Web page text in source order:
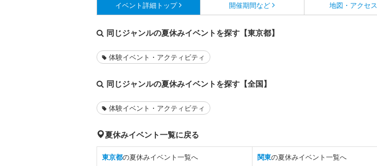
イベント詳細 トップ 開催期間など 地図・アクセス
同じジャンルの夏休みイベントを探す【東京都】
体験イベント・アクティビティ
同じジャンルの夏休みイベントを探す【全国】
体験イベント・アクティビティ
夏休みイベント一覧に戻る
東京都の夏休みイベント一覧へ 関東の夏休みイベント一覧へ